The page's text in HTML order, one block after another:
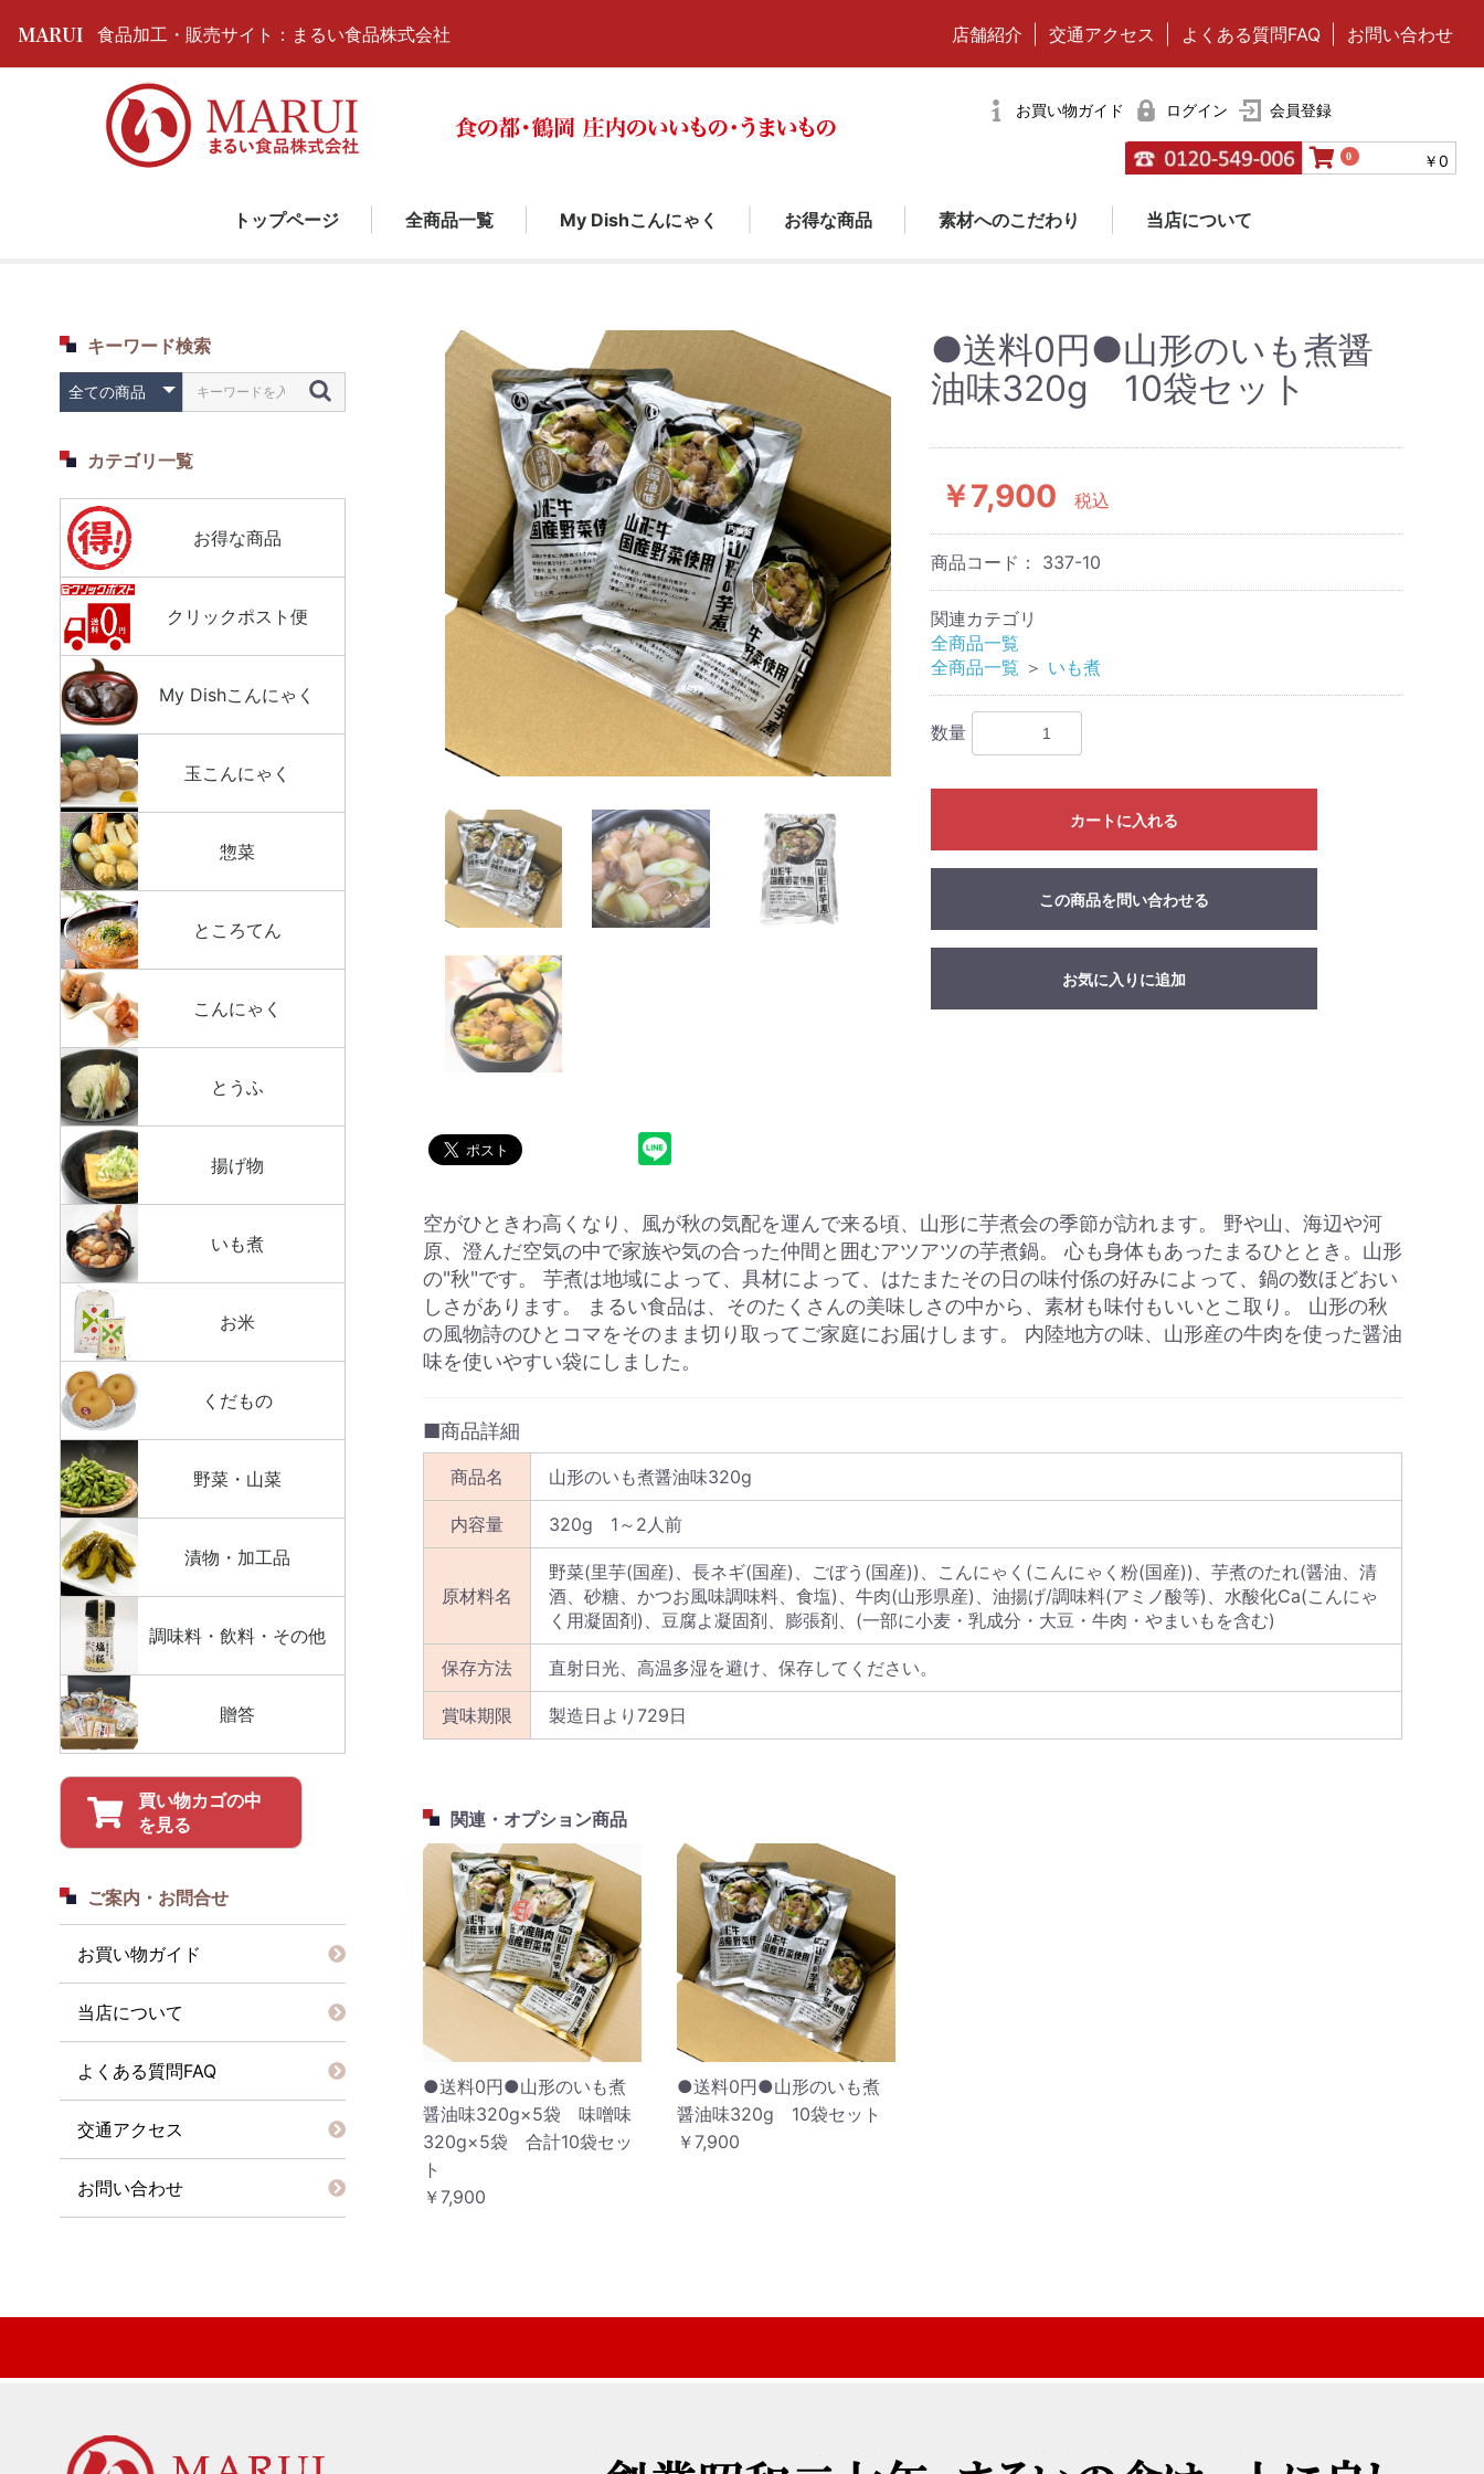
食品加工・販売サイト：まるい食品株式会社 店舗紹介 交通アクセス よくある質問FAQ お問い合わせ
お買い物ガイド ログイン 会員登録
0 ￥0
トップページ 全商品一覧 My Dishこんにゃく お得な商品 素材へのこだわり 当店について
キーワード検索
カテゴリ一覧
お得な商品
クリックポスト便
My Dishこんにゃく
玉こんにゃく
惣菜
ところてん
こんにゃく
とうふ
揚げ物
いも煮
お米
くだもの
野菜・山菜
漬物・加工品
調味料・飲料・その他
贈答
買い物カゴの中
を見る
ご案内・お問合せ
お買い物ガイド
当店について
よくある質問FAQ
交通アクセス
お問い合わせ
●送料0円●山形のいも煮醤
油味320g 10袋セット
￥7,900 税込
商品コード： 337-10
関連カテゴリ
全商品一覧
全商品一覧 ＞ いも煮
数量
カートに入れる
この商品を問い合わせる
お気に入りに追加
空がひときわ高くなり、風が秋の気配を運んで来る頃、山形に芋煮会の季節が訪れます。 野や山、海辺や河
原、澄んだ空気の中で家族や気の合った仲間と囲むアツアツの芋煮鍋。 心も身体もあったまるひととき。山形
の"秋"です。 芋煮は地域によって、具材によって、はたまたその日の味付係の好みによって、鍋の数ほどおい
しさがあります。 まるい食品は、そのたくさんの美味しさの中から、素材も味付もいいとこ取り。 山形の秋
の風物詩のひとコマをそのまま切り取ってご家庭にお届けします。 内陸地方の味、山形産の牛肉を使った醤油
味を使いやすい袋にしました。
■商品詳細
商品名 山形のいも煮醤油味320g
内容量 320g 1～2人前
原材料名
野菜(里芋(国産)、長ネギ(国産)、ごぼう(国産))、こんにゃく(こんにゃく粉(国産))、芋煮のたれ(醤油、清
酒、砂糖、かつお風味調味料、食塩)、牛肉(山形県産)、油揚げ/調味料(アミノ酸等)、水酸化Ca(こんにゃ
く用凝固剤)、豆腐よ凝固剤、膨張剤、(一部に小麦・乳成分・大豆・牛肉・やまいもを含む)
保存方法 直射日光、高温多湿を避け、保存してください。
賞味期限 製造日より729日
関連・オプション商品
●送料0円●山形のいも煮
醤油味320g×5袋 味噌味
320g×5袋 合計10袋セッ
ト
￥7,900
●送料0円●山形のいも煮
醤油味320g 10袋セット
￥7,900